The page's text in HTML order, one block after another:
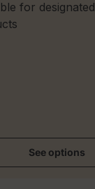
for designated
See options